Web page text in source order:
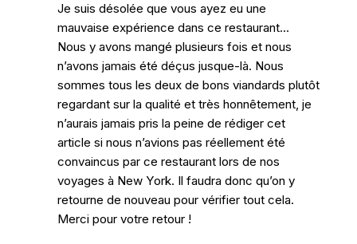
Je suis désolée que vous ayez eu une
mauvaise expérience dans ce restaurant…
Nous y avons mangé plusieurs fois et nous
n’avons jamais été déçus jusque-là. Nous
sommes tous les deux de bons viandards plutôt
regardant sur la qualité et très honnêtement, je
n’aurais jamais pris la peine de rédiger cet
article si nous n’avions pas réellement été
convaincus par ce restaurant lors de nos
voyages à New York. Il faudra donc qu’on y
retourne de nouveau pour vérifier tout cela.
Merci pour votre retour !